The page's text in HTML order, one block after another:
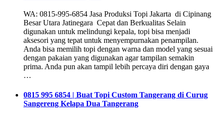
WA: 0815-995-6854 Jasa Produksi Topi Jakarta di Cipinang
Besar Utara Jatinegara Cepat dan Berkualitas Selain
digunakan untuk melindungi kepala, topi bisa menjadi
aksesori yang tepat untuk menyempurnakan penampilan.
Anda bisa memilih topi dengan warna dan model yang sesuai
dengan pakaian yang digunakan agar tampilan semakin
prima. Anda pun akan tampil lebih percaya diri dengan gaya
…
0815 995 6854 | Buat Topi Custom Tangerang di Curug
Sangereng Kelapa Dua Tangerang